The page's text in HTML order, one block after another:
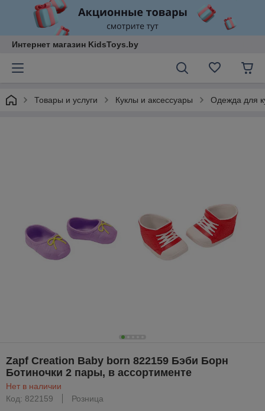
Интернет магазин KidsToys.by
Товары и услуги Куклы и аксессуары Одежда для
Zapf Creation Baby born 822159 Бэби Борн
Ботиночки 2 пары, в ассортименте
Нет в наличии
Код: 822159
Розница